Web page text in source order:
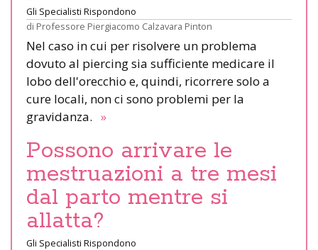
Gli Specialisti Rispondono
di Professore Piergiacomo Calzavara Pinton
Nel caso in cui per risolvere un problema
dovuto al piercing sia sufficiente medicare il
lobo dell'orecchio e, quindi, ricorrere solo a
cure locali, non ci sono problemi per la
gravidanza. »
Possono arrivare le
mestruazioni a tre mesi
dal parto mentre si
allatta?
Gli Specialisti Rispondono